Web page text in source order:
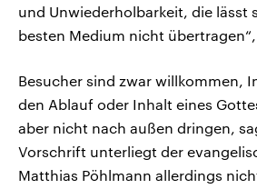
und Unwiederholbarkeit, die lässt
besten Medium nicht
Besucher sind zwar willkommen,
den Ablauf oder Inhalt eines
aber nicht nach außen dringen,
Vorschrift unterliegt der
Matthias Pöhlmann allerdings